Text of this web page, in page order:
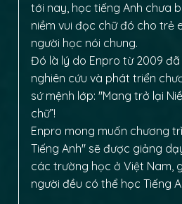
tới nay, học tiếng Anh chưa
niềm vui đọc chữ đó cho trẻ
người học nói chung.
Đó là lý do Enpro từ 2009
nghiên cứu và phát triển
sứ mệnh lớp: "Mang trở lại
chữ”!
Enpro mong muốn chương
Tiếng Anh" sẽ được giảng
các trường học ở Việt Nam,
người đều có thể học Tiếng